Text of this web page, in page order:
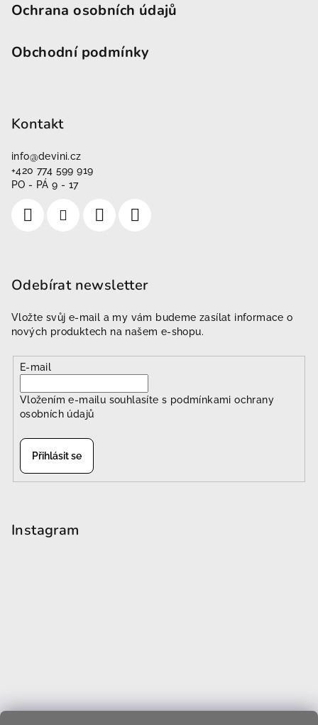
Ochrana osobních údajů
Obchodní podmínky
Kontakt
info@devini.cz
+420 774 599 919
PO - PÁ 9 - 17
Odebírat newsletter
Vložte svůj e-mail a my vám budeme zasílat informace o
nových produktech na našem e-shopu.
E-mail
Vložením e-mailu souhlasíte s podmínkami ochrany
osobních údajů
Přihlásit se
Instagram